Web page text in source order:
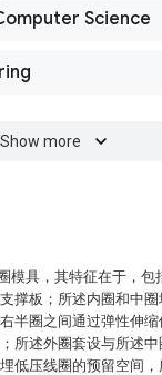
Science
Show more
模具，其特征在于，包
撑板；所述内圈和中
半圈之间通过弹性伸
所述外圈套设与所述
低压线圈的预留空间